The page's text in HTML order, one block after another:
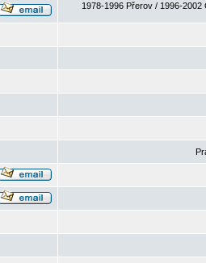
1978-1996 Přerov / 1996-2002